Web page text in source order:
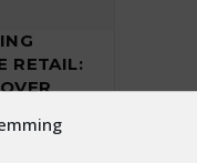
RETAIL: